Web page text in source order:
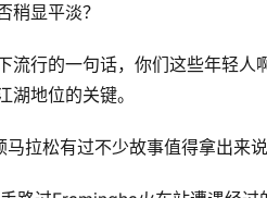
稍显平淡？
流行的一句话，你们这些年轻
湖地位的关键。
马拉松有过不少故事值得拿出来